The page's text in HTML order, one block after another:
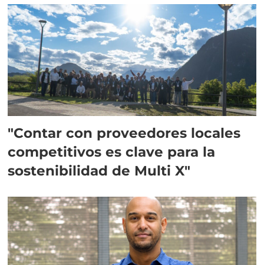
"Contar con proveedores locales
competitivos es clave para la
sostenibilidad de Multi X"